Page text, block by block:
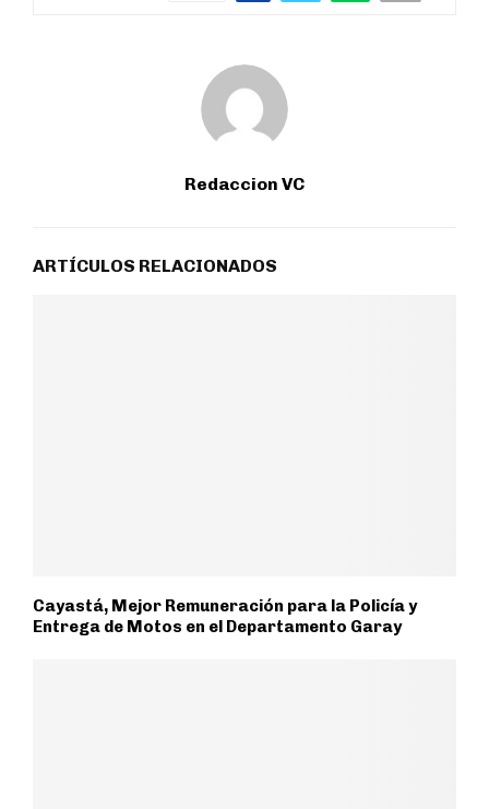
Redaccion VC
ARTÍCULOS RELACIONADOS
Cayastá, Mejor Remuneración para la Policía y
Entrega de Motos en el Departamento Garay